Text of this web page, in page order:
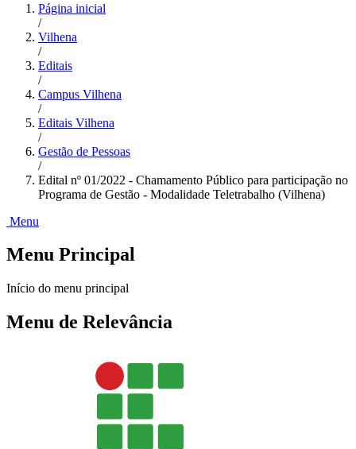
Página inicial
/
Vilhena
/
Editais
/
Campus Vilhena
/
Editais Vilhena
/
Gestão de Pessoas
/
Edital nº 01/2022 - Chamamento Público para participação no
Programa de Gestão - Modalidade Teletrabalho (Vilhena)
Menu
Menu Principal
Início do menu principal
Menu de Relevância